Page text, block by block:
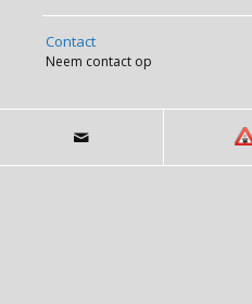
Contact
Neem contact op